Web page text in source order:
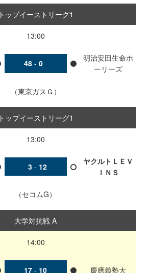
トップイーストリーグ1
13:00
48 - 0
明治安田生命ホ
ーリーズ
東京ガスＧ
トップイーストリーグ1
13:00
3 - 12
ヤクルトＬＥＶ
ＩＮＳ
セコムG
大学対抗戦 A
14:00
17 - 10 慶應義塾大